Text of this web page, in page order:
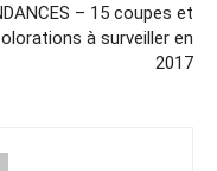
– 15 coupes et
à surveiller en
2017